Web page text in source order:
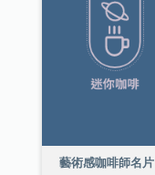
藝術感咖啡師名片